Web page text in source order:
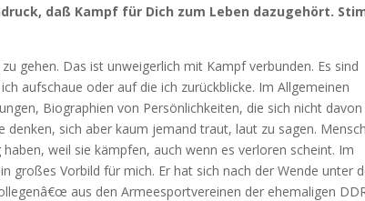
daß Kampf für Dich zum Leben dazugehört.
gehen. Das ist unweigerlich mit Kampf verbunden. Es sind
aufschaue oder auf die ich zurückblicke. Im Allgemeinen
Biographien von Persönlichkeiten, die sich nicht davon
denken, sich aber kaum jemand traut, laut zu sagen.
weil sie kämpfen, auch wenn es verloren scheint. Im
großes Vorbild für mich. Er hat sich nach der Wende unter
aus den Armeesportvereinen der ehemaligen